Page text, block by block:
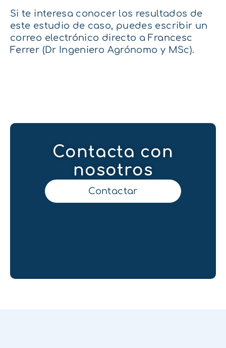
Si te interesa conocer los resultados de
este estudio de caso, puedes escribir un
correo electrónico directo aFrancesc
Ferrer (Dr Ingeniero Agrónomo y MSc).
Contacta con
nosotros
Contactar